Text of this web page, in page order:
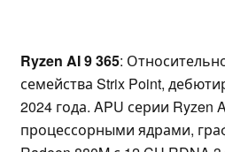
Ryzen AI 9 365:
семейства Strix Point,
2024 года. APU серии Ryzen
процессорными ядрами,